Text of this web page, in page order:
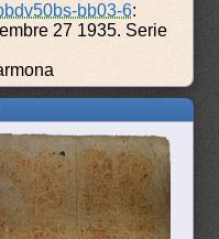
bb03-6:
27 1935. Serie